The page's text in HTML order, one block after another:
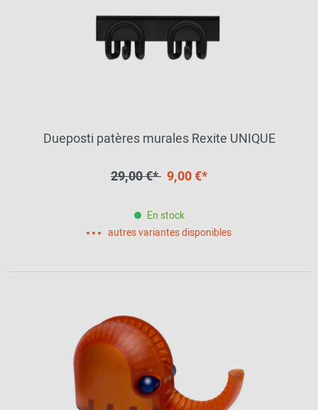
Dueposti patères murales Rexite UNIQUE
29,00 €* 9,00 €*
En stock
autres variantes disponibles